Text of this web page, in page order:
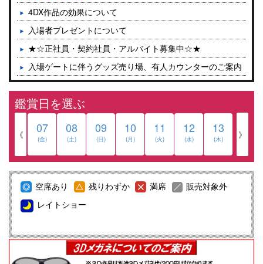
4DX作品の効果について
入場者プレゼントについて
★☆正社員・契約社員・アルバイト募集中☆★
入場ゲートに伴うグッズ売り場、有人カウンターのご案内
2025/7/15(火)より入場ゲート導入について
コンセッション ドリンクセルフサービス化について
【重要】WEXにてチケット購入を予定されているお客様
へ
WEXチケット購入手順
メンバーズ会員様募集中！！詳しくはコチラ
WEXご購入メールが届かない件について
レイトショーをご鑑賞予定のお客様へ
終了作品のご案内
鑑賞日を選ぶ
《 07
(金)
08
(土)
09
(日)
10
(月)
11
(火)
12
(水)
13
(木) 》
空席あり 残りわずか 満席
販売対象外
レイトショー